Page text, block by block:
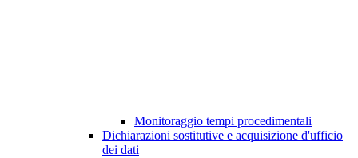
Monitoraggio tempi procedimentali
Dichiarazioni sostitutive e acquisizione d'ufficio
dei dati